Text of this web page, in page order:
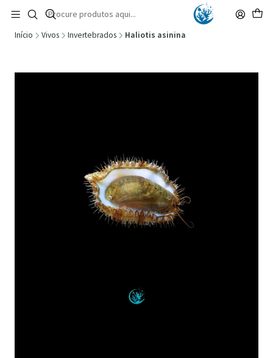
🚚 Portugal Continental: Portes Grátis desde 149,90€ (Envio extresso: 14,90€)
Ler mais
Início Vivos Invertebrados Haliotis asinina